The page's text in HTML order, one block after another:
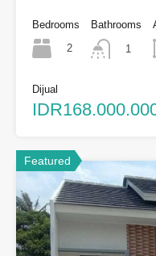
Bedrooms
2
Bathrooms
1
Dijual
Featured